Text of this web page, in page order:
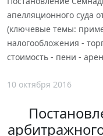
апелляционного суда
(ключевые темы:
налогообложения -
стоимость - пени -
10 октября 2016